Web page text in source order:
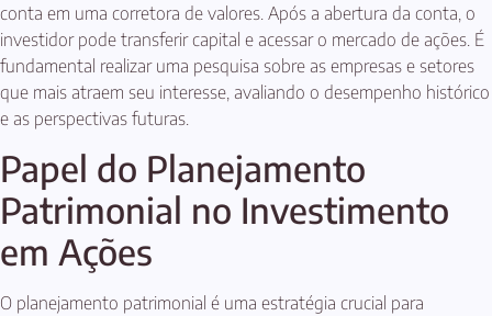
conta em uma corretora de valores. Após a abertura da conta, o
investidor pode transferir capital e acessar o mercado de ações. É
fundamental realizar uma pesquisa sobre as empresas e setores
que mais atraem seu interesse, avaliando o desempenho histórico
e as perspectivas futuras.
Papel do Planejamento
Patrimonial no Investimento
em Ações
O planejamento patrimonial é uma estratégia crucial para